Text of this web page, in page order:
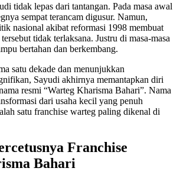
tidak lepas dari tantangan. Pada masa awal
sempat terancam digusur. Namun,
nasional akibat reformasi 1998 membuat
tidak terlaksana. Justru di masa-masa
bertahan dan berkembang.
satu dekade dan menunjukkan
Sayudi akhirnya memantapkan diri
resmi “Warteg Kharisma Bahari”. Nama
dari usaha kecil yang penuh
satu franchise warteg paling dikenal di
Franchise
Bahari